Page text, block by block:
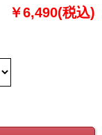
￥6,490(税込)